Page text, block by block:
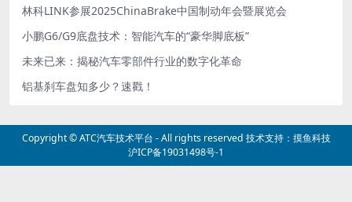
林科LINK参展2025ChinaBrake中国制动年会暨展览会
小鹏G6/G9底盘技术：智能汽车的“豪华脚底板”
未来已来：揭秘汽车零部件行业的数字化革命
铝基刹车盘知多少？速戳！
Copyright ©ATC汽车技术平台 - All rights reserved 技术支持： 摸鱼科技
沪ICP备19031498号-1